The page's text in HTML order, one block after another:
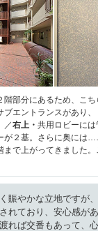
階部分にあるため、こ
ブエントランスがあり
／右上・ 共用ロビーに
が２基。さらに奥には
まで上がってきました
賑やかな立地ですが
れており、安心感が
れば交番もあって、心